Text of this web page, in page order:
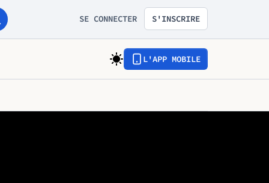
SE CONNECTER S'INSCRIRE
L'APP MOBILE